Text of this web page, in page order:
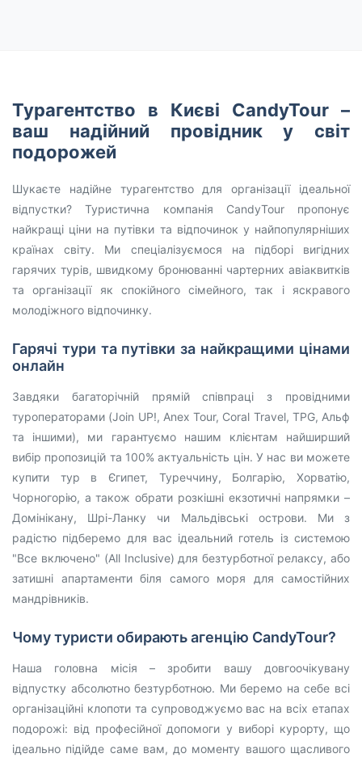
Турагентство в Києві CandyTour –
ваш надійний провідник у світ
подорожей
Шукаєте надійне турагентство для організації ідеальної
відпустки? Туристична компанія CandyTour пропонує
найкращі ціни на путівки та відпочинок у найпопулярніших
країнах світу. Ми спеціалізуємося на підборі вигідних
гарячих турів, швидкому бронюванні чартерних авіаквитків
та організації як спокійного сімейного, так і яскравого
молодіжного відпочинку.
Гарячі тури та путівки за найкращими цінами
онлайн
Завдяки багаторічній прямій співпраці з провідними
туроператорами (Join UP!, Anex Tour, Coral Travel, TPG, Альф
та іншими), ми гарантуємо нашим клієнтам найширший
вибір пропозицій та 100% актуальність цін. У нас ви можете
купити тур в Єгипет, Туреччину, Болгарію, Хорватію,
Чорногорію, а також обрати розкішні екзотичні напрямки –
Домінікану, Шрі-Ланку чи Мальдівські острови. Ми з
радістю підберемо для вас ідеальний готель із системою
"Все включено" (All Inclusive) для безтурботної релаксу, або
затишні апартаменти біля самого моря для самостійних
мандрівників.
Чому туристи обирають агенцію CandyTour?
Наша головна місія – зробити вашу довгоочікувану
відпустку абсолютно безтурботною. Ми беремо на себе всі
організаційні клопоти та супроводжуємо вас на всіх етапах
подорожі: від професійної допомоги у виборі курорту, що
ідеально підійде саме вам, до моменту вашого щасливого